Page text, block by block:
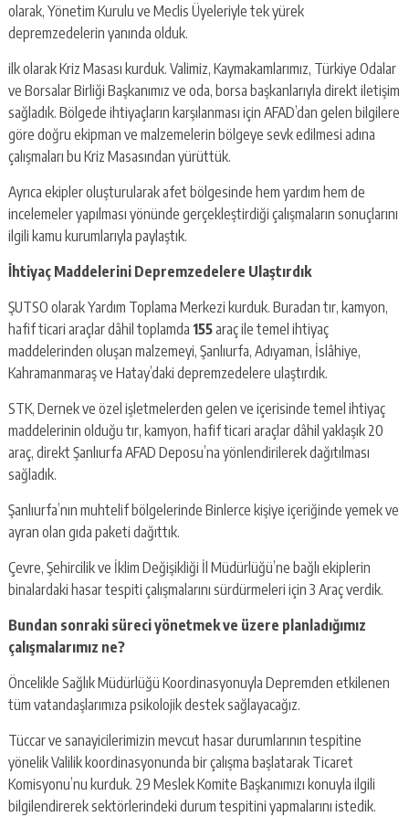
olarak, Yönetim Kurulu ve Meclis Üyeleriyle tek yürek
depremzedelerin yanında olduk.
ilk olarak Kriz Masası kurduk. Valimiz, Kaymakamlarımız, Türkiye Odalar
ve Borsalar Birliği Başkanımız ve oda, borsa başkanlarıyla direkt iletişim
sağladık. Bölgede ihtiyaçların karşılanması için AFAD’dan gelen bilgilere
göre doğru ekipman ve malzemelerin bölgeye sevk edilmesi adına
çalışmaları bu Kriz Masasından yürüttük.
Ayrıca ekipler oluşturularak afet bölgesinde hem yardım hem de
incelemeler yapılması yönünde gerçekleştirdiği çalışmaların sonuçlarını
ilgili kamu kurumlarıyla paylaştık.
İhtiyaç Maddelerini Depremzedelere Ulaştırdık
ŞUTSO olarak Yardım Toplama Merkezi kurduk. Buradan tır, kamyon,
hafif ticari araçlar dâhil toplamda 155araç ile temel ihtiyaç
maddelerinden oluşan malzemeyi, Şanlıurfa, Adıyaman, İslâhiye,
Kahramanmaraş ve Hatay’daki depremzedelere ulaştırdık.
STK, Dernek ve özel işletmelerden gelen ve içerisinde temel ihtiyaç
maddelerinin olduğu tır, kamyon, hafif ticari araçlar dâhil yaklaşık 20
araç, direkt Şanlıurfa AFAD Deposu’na yönlendirilerek dağıtılması
sağladık.
Şanlıurfa’nın muhtelif bölgelerinde Binlerce kişiye içeriğinde yemek ve
ayran olan gıda paketi dağıttık.
Çevre, Şehircilik ve İklim Değişikliği İl Müdürlüğü’ne bağlı ekiplerin
binalardaki hasar tespiti çalışmalarını sürdürmeleri için 3 Araç verdik.
Bundan sonraki süreci yönetmek ve üzere planladığımız
çalışmalarımız ne?
Öncelikle Sağlık Müdürlüğü Koordinasyonuyla Depremden etkilenen
tüm vatandaşlarımıza psikolojik destek sağlayacağız.
Tüccar ve sanayicilerimizin mevcut hasar durumlarının tespitine
yönelik Valilik koordinasyonunda bir çalışma başlatarak Ticaret
Komisyonu’nu kurduk. 29 Meslek Komite Başkanımızı konuyla ilgili
bilgilendirerek sektörlerindeki durum tespitini yapmalarını istedik.